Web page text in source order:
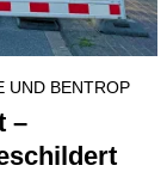
UND BENTROP
–